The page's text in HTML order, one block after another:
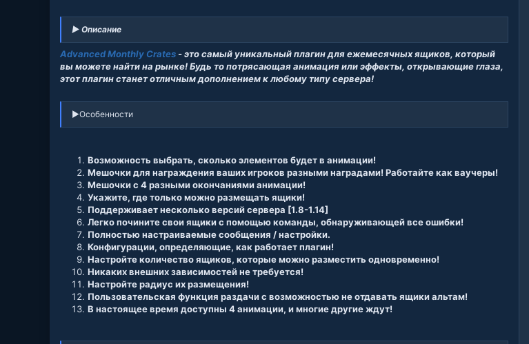
► Описание
Advanced Monthly Crates - это самый уникальный плагин для ежемесячных ящиков, который
вы можете найти на рынке! Будь то потрясающая анимация или эффекты, открывающие глаза,
этот плагин станет отличным дополнением к любому типу сервера!
►Особенности
Возможность выбрать, сколько элементов будет в анимации!
Мешочки для награждения ваших игроков разными наградами! Работайте как ваучеры!
Мешочки с 4 разными окончаниями анимации!
Укажите, где только можно размещать ящики!
Поддерживает несколько версий сервера [1.8-1.14]
Легко почините свои ящики с помощью команды, обнаруживающей все ошибки!
Полностью настраиваемые сообщения / настройки.
Конфигурации, определяющие, как работает плагин!
Настройте количество ящиков, которые можно разместить одновременно!
Никаких внешних зависимостей не требуется!
Настройте радиус их размещения!
Пользовательская функция раздачи с возможностью не отдавать ящики альтам!
В настоящее время доступны 4 анимации, и многие другие ждут!